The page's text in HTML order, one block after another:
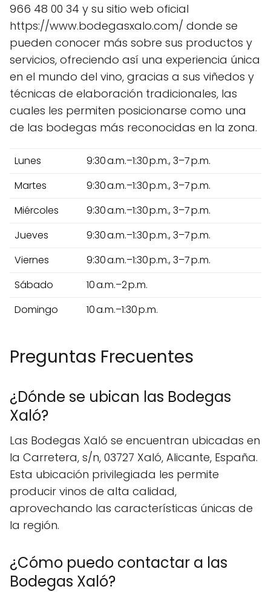
966 48 00 34 y su sitio web oficial
https://www.bodegasxalo.com/ donde se
pueden conocer más sobre sus productos y
servicios, ofreciendo así una experiencia única
en el mundo del vino, gracias a sus viñedos y
técnicas de elaboración tradicionales, las
cuales les permiten posicionarse como una
de las bodegas más reconocidas en la zona.
Lunes
9:30 a.m.–1:30 p.m., 3–7 p.m.
Martes
9:30 a.m.–1:30 p.m., 3–7 p.m.
Miércoles
9:30 a.m.–1:30 p.m., 3–7 p.m.
Jueves
9:30 a.m.–1:30 p.m., 3–7 p.m.
Viernes
9:30 a.m.–1:30 p.m., 3–7 p.m.
Sábado
10 a.m.–2 p.m.
Domingo
10 a.m.–1:30 p.m.
Preguntas Frecuentes
¿Dónde se ubican las Bodegas
Xaló?
Las Bodegas Xaló se encuentran ubicadas en
la Carretera, s/n, 03727 Xaló, Alicante, España.
Esta ubicación privilegiada les permite
producir vinos de alta calidad,
aprovechando las características únicas de
la región.
¿Cómo puedo contactar a las
Bodegas Xaló?